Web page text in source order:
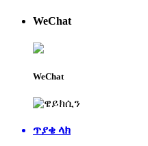
WeChat
WeChat
ጥያቄ ላክ